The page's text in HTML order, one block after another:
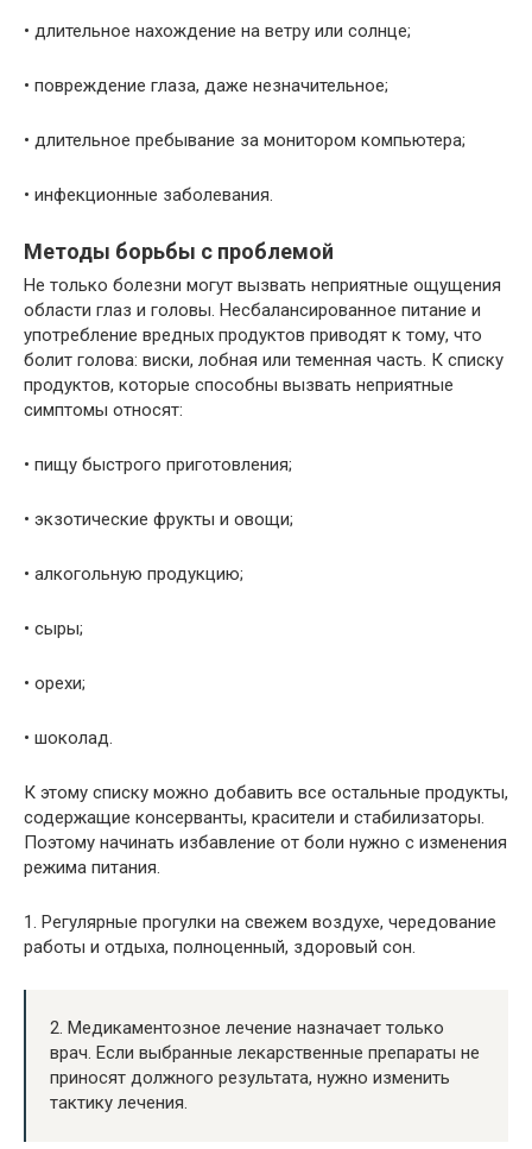
• длительное нахождение на ветру или солнце;
• повреждение глаза, даже незначительное;
• длительное пребывание за монитором компьютера;
• инфекционные заболевания.
Методы борьбы с проблемой
Не только болезни могут вызвать неприятные ощущения
области глаз и головы. Несбалансированное питание и
употребление вредных продуктов приводят к тому, что
болит голова: виски, лобная или теменная часть. К списку
продуктов, которые способны вызвать неприятные
симптомы относят:
• пищу быстрого приготовления;
• экзотические фрукты и овощи;
• алкогольную продукцию;
• сыры;
• орехи;
• шоколад.
К этому списку можно добавить все остальные продукты,
содержащие консерванты, красители и стабилизаторы.
Поэтому начинать избавление от боли нужно с изменения
режима питания.
1. Регулярные прогулки на свежем воздухе, чередование
работы и отдыха, полноценный, здоровый сон.
2. Медикаментозное лечение назначает только
врач. Если выбранные лекарственные препараты не
приносят должного результата, нужно изменить
тактику лечения.